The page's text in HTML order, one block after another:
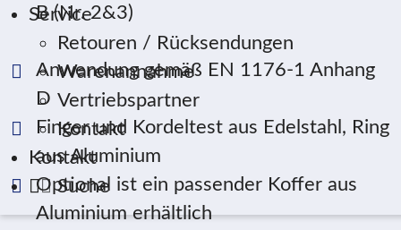
Service
Retouren / Rücksendungen
Warenannahme
Vertriebspartner
Kontakt
Kontakt
Suche
B (Nr. 2&3)
Anwendung gemäß EN 1176-1 Anhang
D
Finger und Kordeltest aus Edelstahl, Ring
aus Aluminium
Optional ist ein passender Koffer aus
Aluminium erhältlich